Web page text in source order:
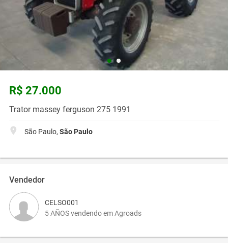
R$ 27.000
Trator massey ferguson 275 1991
São Paulo, São Paulo
Vendedor
CELSO001
5 AÑOS vendendo em Agroads